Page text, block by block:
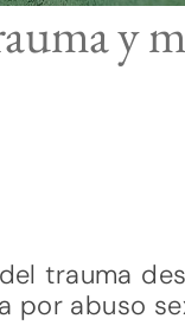
y
trauma
por abuso